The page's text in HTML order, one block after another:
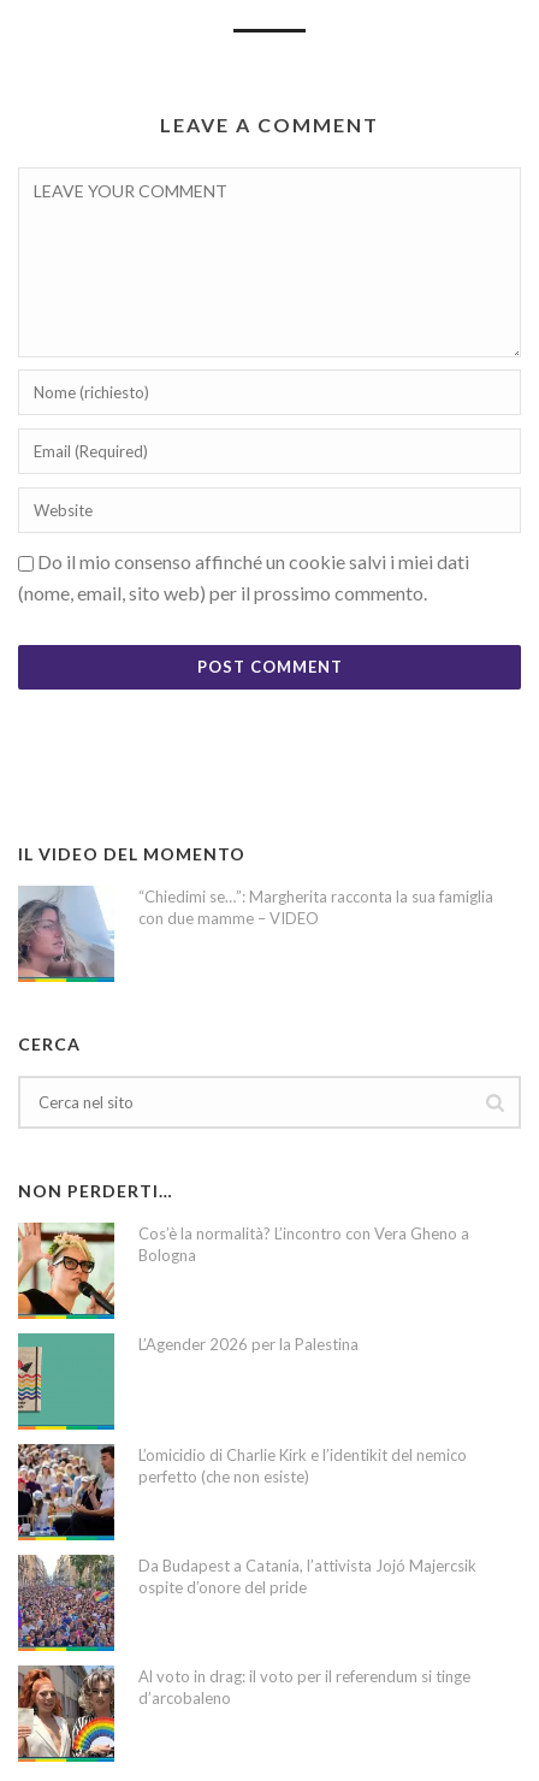
LEAVE A COMMENT
Do il mio consenso affinché un cookie salvi i miei dati
(nome, email, sito web) per il prossimo commento.
IL VIDEO DEL MOMENTO
“Chiedimi se…”: Margherita racconta la sua famiglia
con due mamme – VIDEO
CERCA
NON PERDERTI…
Cos’è la normalità? L’incontro con Vera Gheno a
Bologna
L’Agender 2026 per la Palestina
L’omicidio di Charlie Kirk e l’identikit del nemico
perfetto (che non esiste)
Da Budapest a Catania, l’attivista Jojó Majercsik
ospite d’onore del pride
Al voto in drag: il voto per il referendum si tinge
d’arcobaleno